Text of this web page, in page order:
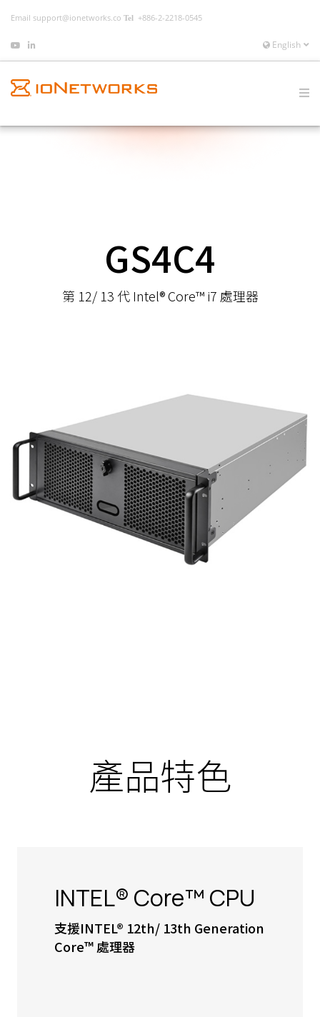
+886-2-2218-0545
Email support@ionetworks.co
English
GS4C4
第 12/ 13 代 Intel® Core™ i7 處理器
產品特色
INTEL® Core™ CPU
支援INTEL® 12th/ 13th Generation
Core™ 處理器